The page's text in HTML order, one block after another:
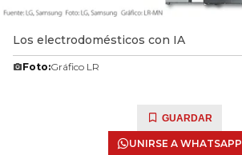
Los electrodomésticos con IA
Foto:Gráfico LR
GUARDAR
UNIRSE A WHATSAPP